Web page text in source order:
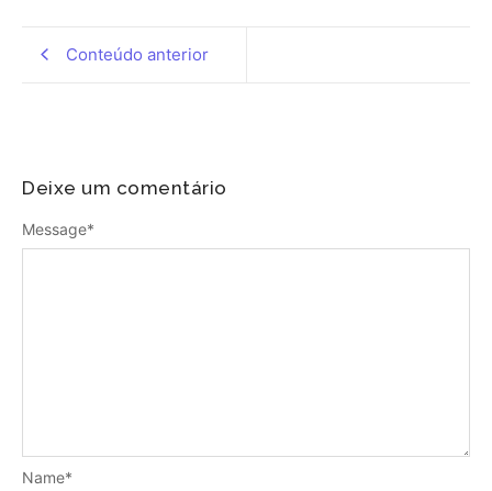
Conteúdo anterior
Deixe um comentário
Message*
Name*